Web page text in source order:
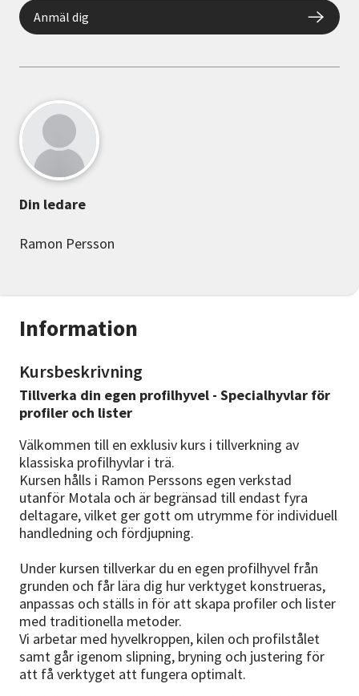
Information
Kursbeskrivning
Tillverka din egen profilhyvel - Specialhyvlar för
profiler och lister
Välkommen till en exklusiv kurs i tillverkning av
klassiska profilhyvlar i trä.
Kursen hålls i Ramon Perssons egen verkstad
utanför Motala och är begränsad till endast fyra
deltagare, vilket ger gott om utrymme för individuell
handledning och fördjupning.
Under kursen tillverkar du en egen profilhyvel från
grunden och får lära dig hur verktyget konstrueras,
anpassas och ställs in för att skapa profiler och lister
med traditionella metoder.
Vi arbetar med hyvelkroppen, kilen och profilstålet
samt går igenom slipning, bryning och justering för
att få verktyget att fungera optimalt.
Anmäl dig
Din ledare
Ramon Persson